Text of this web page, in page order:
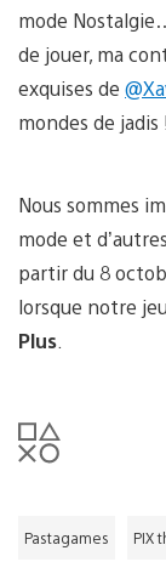
mode
de jouer, ma
exquises de
mondes de jadis
Nous sommes
mode et
partir du 8
lorsque notre
Plus
Pastagames PIX